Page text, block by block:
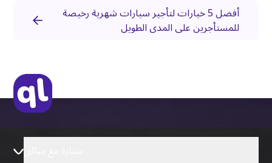
أفضل 5 خيارات لتأجير سيارات شهرية رخيصة
للمستأجرين على المدى الطويل